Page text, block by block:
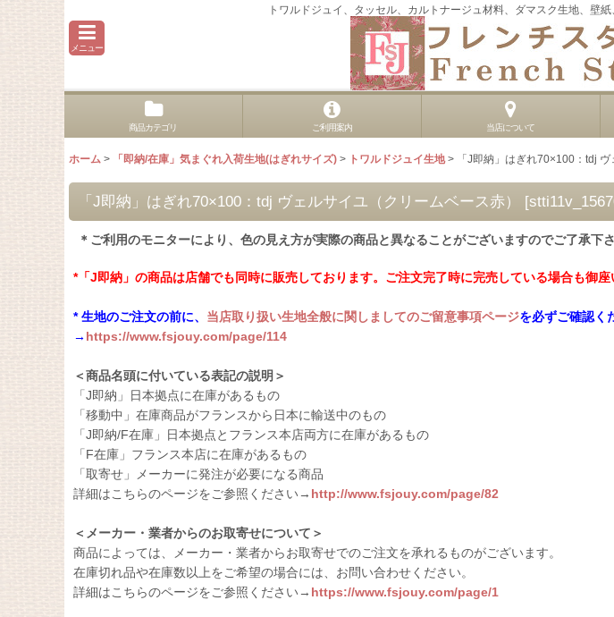
トワルドジュイ、タッセル、カルトナージュ材料、ダマスク生地、壁
メニュー
商品カテゴリ ご利用案内 当店について
ホーム > 「即納/在庫」気まぐれ入荷生地(はぎれサイズ) > トワルドジュイ生地 > 「J即納」はぎれ70×100：tdj
「J即納」はぎれ70×100：tdj ヴェルサイユ（クリームベース赤） [
＊ご利用のモニターにより、色の見え方が実際の商品と異なることがございますのでご了承下さ
*「J即納」の商品は店舗でも同時に販売しております。ご注文完了時に完売している場合も御
* 生地のご注文の前に、 当店取り扱い生地全般に関しましてのご留意事項ページを必ずご確認く
→ https://www.fsjouy.com/page/114
＜商品名頭に付いている表記の説明＞
「J即納」日本拠点に在庫があるもの
「移動中」在庫商品がフランスから日本に輸送中のもの
「J即納/F在庫」日本拠点とフランス本店両方に在庫があるもの
「F在庫」フランス本店に在庫があるもの
「取寄せ」メーカーに発注が必要になる商品
詳細はこちらのページをご参照ください→ http://www.fsjouy.com/page/82
＜メーカー・業者からのお取寄せについて＞
商品によっては、メーカー・業者からお取寄せでのご注文を承れるものがございます。
在庫切れ品や在庫数以上をご希望の場合には、お問い合わせください。
詳細はこちらのページをご参照ください→ https://www.fsjouy.com/page/1